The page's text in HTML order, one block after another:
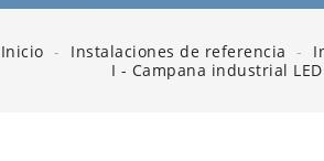
Inicio Instalaciones de referencia
I - Campana industrial LED